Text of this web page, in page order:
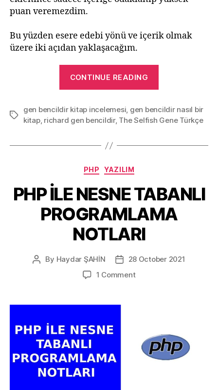
puan veremezdim.
Bu yüzden esere edebi yönü ve içerik olmak
üzere iki açıdan yaklaşacağım.
CONTINUE READING
Richard
DAWKINS”
Tags
gen bencildir kitap incelemesi, gen bencildir nasıl bir
kitap, richard gen bencildir, The Selfish Gene Türkçe
Categories
PHP YAZILIM
PHP İLE NESNE TABANLI
PROGRAMLAMA
NOTLARI
Post
By Haydar ŞAHİN
Post28 October 2021
1 Commenton
NOTLARI